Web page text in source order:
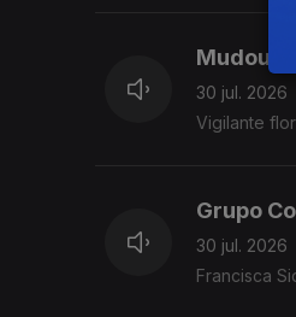
Mudou-
30 jul. 2026
Vigilante
Grupo
30 jul. 2026
Francisca